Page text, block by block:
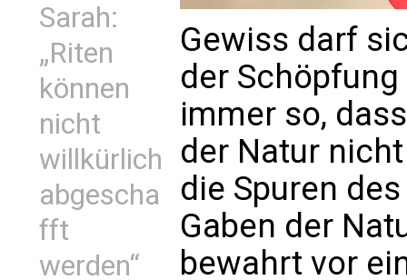
Sarah:
„Riten
können
nicht
willkürlich
abgescha
fft
werden“
Gewiss darf
der
immer so,
der Natur
die Spuren
Gaben der
bewahrt vor